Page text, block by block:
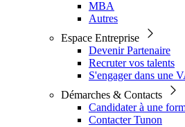
MBA
Autres
Espace Entreprise
Devenir Partenaire
Recruter vos talents
S'engager dans une
Démarches & Contacts
Candidater à une
Contacter Tunon